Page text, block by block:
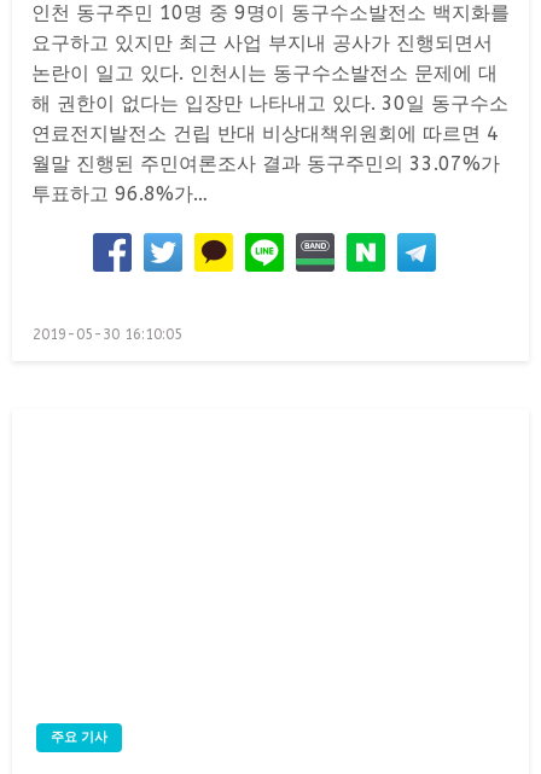
인천 동구주민 10명 중 9명이 동구수소발전소 백지화를
요구하고 있지만 최근 사업 부지내 공사가 진행되면서
논란이 일고 있다. 인천시는 동구수소발전소 문제에 대
해 권한이 없다는 입장만 나타내고 있다. 30일 동구수소
연료전지발전소 건립 반대 비상대책위원회에 따르면 4
월말 진행된 주민여론조사 결과 동구주민의 33.07%가
투표하고 96.8%가…
Posted
2019-05-30 16:10:05
주요 기사